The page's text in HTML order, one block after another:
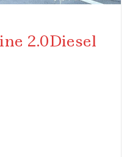
2.0Diesel